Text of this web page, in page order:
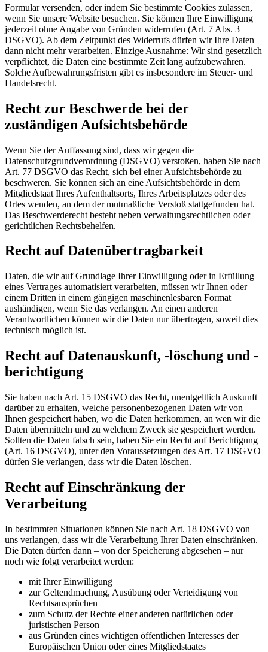
Formular versenden, oder indem Sie bestimmte Cookies zulassen,
wenn Sie unsere Website besuchen. Sie können Ihre Einwilligung
jederzeit ohne Angabe von Gründen widerrufen (Art. 7 Abs. 3
DSGVO). Ab dem Zeitpunkt des Widerrufs dürfen wir Ihre Daten
dann nicht mehr verarbeiten. Einzige Ausnahme: Wir sind gesetzlich
verpflichtet, die Daten eine bestimmte Zeit lang aufzubewahren.
Solche Aufbewahrungsfristen gibt es insbesondere im Steuer- und
Handelsrecht.
Recht zur Beschwerde bei der
zuständigen Aufsichtsbehörde
Wenn Sie der Auffassung sind, dass wir gegen die
Datenschutzgrundverordnung (DSGVO) verstoßen, haben Sie nach
Art. 77 DSGVO das Recht, sich bei einer Aufsichtsbehörde zu
beschweren. Sie können sich an eine Aufsichtsbehörde in dem
Mitgliedstaat Ihres Aufenthaltsorts, Ihres Arbeitsplatzes oder des
Ortes wenden, an dem der mutmaßliche Verstoß stattgefunden hat.
Das Beschwerderecht besteht neben verwaltungsrechtlichen oder
gerichtlichen Rechtsbehelfen.
Recht auf Datenübertragbarkeit
Daten, die wir auf Grundlage Ihrer Einwilligung oder in Erfüllung
eines Vertrages automatisiert verarbeiten, müssen wir Ihnen oder
einem Dritten in einem gängigen maschinenlesbaren Format
aushändigen, wenn Sie das verlangen. An einen anderen
Verantwortlichen können wir die Daten nur übertragen, soweit dies
technisch möglich ist.
Recht auf Datenauskunft, -löschung und -
berichtigung
Sie haben nach Art. 15 DSGVO das Recht, unentgeltlich Auskunft
darüber zu erhalten, welche personenbezogenen Daten wir von
Ihnen gespeichert haben, wo die Daten herkommen, an wen wir die
Daten übermitteln und zu welchem Zweck sie gespeichert werden.
Sollten die Daten falsch sein, haben Sie ein Recht auf Berichtigung
(Art. 16 DSGVO), unter den Voraussetzungen des Art. 17 DSGVO
dürfen Sie verlangen, dass wir die Daten löschen.
Recht auf Einschränkung der
Verarbeitung
In bestimmten Situationen können Sie nach Art. 18 DSGVO von
uns verlangen, dass wir die Verarbeitung Ihrer Daten einschränken.
Die Daten dürfen dann – von der Speicherung abgesehen – nur
noch wie folgt verarbeitet werden:
mit Ihrer Einwilligung
zur Geltendmachung, Ausübung oder Verteidigung von
Rechtsansprüchen
zum Schutz der Rechte einer anderen natürlichen oder
juristischen Person
aus Gründen eines wichtigen öffentlichen Interesses der
Europäischen Union oder eines Mitgliedstaates